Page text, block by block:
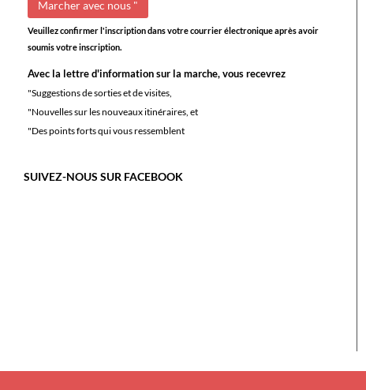
Veuillez confirmer l'inscription dans votre courrier électronique après avoir
soumis votre inscription.
Avec la lettre d'information sur la marche, vous recevrez
"Suggestions de sorties et de visites,
"Nouvelles sur les nouveaux itinéraires, et
"Des points forts qui vous ressemblent
SUIVEZ-NOUS SUR FACEBOOK